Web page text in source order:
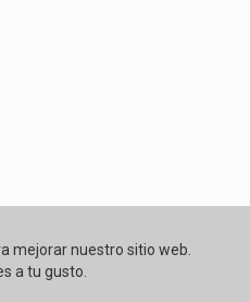
mejorar nuestro sitio web.
a tu gusto.